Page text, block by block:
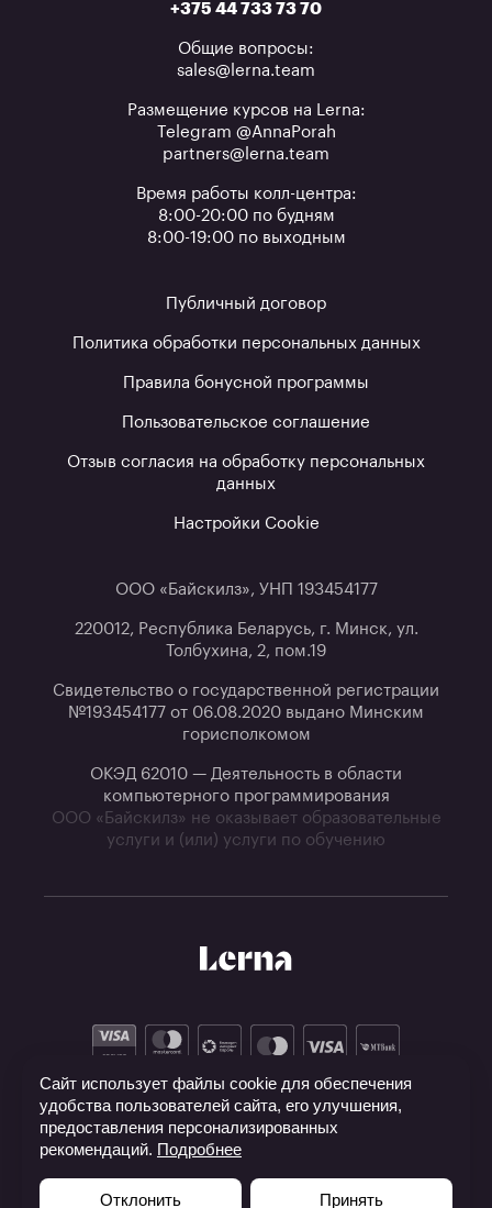
+375 44 733 73 70
Общие вопросы:
sales@lerna.team
Размещение курсов на Lerna:
Telegram @AnnaPorah
partners@lerna.team
Время работы колл-центра:
8:00-20:00 по будням
8:00-19:00 по выходным
Публичный договор
Политика обработки персональных данных
Правила бонусной программы
Пользовательское соглашение
Отзыв согласия на обработку персональных
данных
Настройки Cookie
ООО «Байскилз», УНП 193454177
220012, Республика Беларусь, г. Минск, ул.
Толбухина, 2, пом.19
Свидетельство о государственной регистрации
№193454177 от 06.08.2020 выдано Минским
горисполкомом
ОКЭД 62010 — Деятельность в области
компьютерного программирования
ООО «Байскилз» не оказывает образовательные
услуги и (или) услуги по обучению
Сайт использует файлы cookie для обеспечения
удобства пользователей сайта, его улучшения,
предоставления персонализированных
рекомендаций. Подробнее
Отклонить Принять